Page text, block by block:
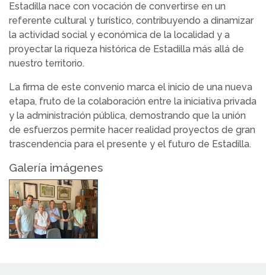
Estadilla nace con vocación de convertirse en un
referente cultural y turístico, contribuyendo a dinamizar
la actividad social y económica de la localidad y a
proyectar la riqueza histórica de Estadilla más allá de
nuestro territorio.
La firma de este convenio marca el inicio de una nueva
etapa, fruto de la colaboración entre la iniciativa privada
y la administración pública, demostrando que la unión
de esfuerzos permite hacer realidad proyectos de gran
trascendencia para el presente y el futuro de Estadilla.
Galería imágenes